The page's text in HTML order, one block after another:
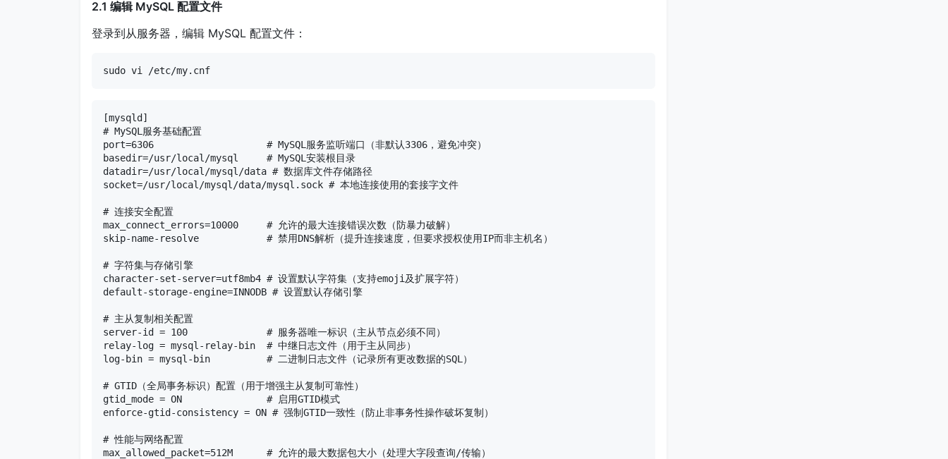
2.1 编辑 MySQL 配置文件
登录到从服务器，编辑 MySQL 配置文件：
sudo vi /etc/my.cnf
[mysqld]
# MySQL服务基础配置
port=6306                    # MySQL服务监听端口（非默认3306，避免冲突）
basedir=/usr/local/mysql     # MySQL安装根目录
datadir=/usr/local/mysql/data # 数据库文件存储路径
socket=/usr/local/mysql/data/mysql.sock # 本地连接使用的套接字文件
# 连接安全配置
max_connect_errors=10000     # 允许的最大连接错误次数（防暴力破解）
skip-name-resolve            # 禁用DNS解析（提升连接速度，但要求授权使用IP而非主机名）
# 字符集与存储引擎
character-set-server=utf8mb4 # 设置默认字符集（支持emoji及扩展字符）
default-storage-engine=INNODB # 设置默认存储引擎
# 主从复制相关配置
server-id = 100              # 服务器唯一标识（主从节点必须不同）
relay-log = mysql-relay-bin  # 中继日志文件（用于主从同步）
log-bin = mysql-bin          # 二进制日志文件（记录所有更改数据的SQL）
# GTID（全局事务标识）配置（用于增强主从复制可靠性）
gtid_mode = ON               # 启用GTID模式
enforce-gtid-consistency = ON # 强制GTID一致性（防止非事务性操作破坏复制）
# 性能与网络配置
max_allowed_packet=512M      # 允许的最大数据包大小（处理大字段查询/传输）